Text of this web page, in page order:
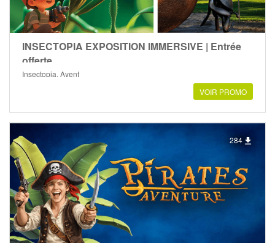
INSECTOPIA EXPOSITION IMMERSIVE | Entrée
offerte
Insectopia, Ayent
VOIR PROMO
284